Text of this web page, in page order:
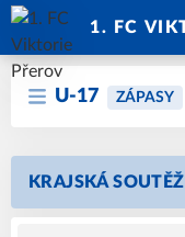
1. FC
U-17 ZÁPASY
KRAJSKÁ